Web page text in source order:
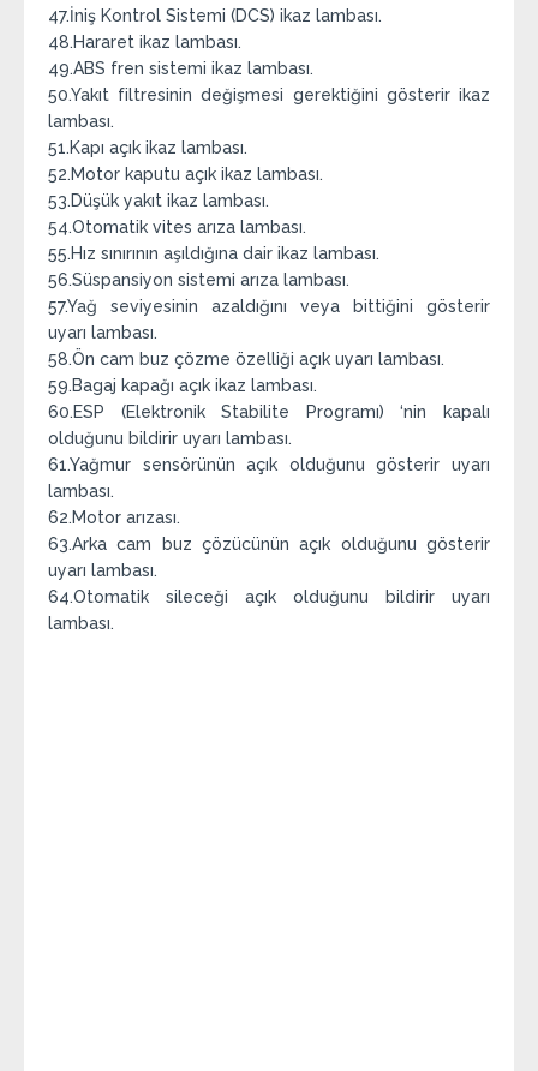
47.İniş Kontrol Sistemi (DCS) ikaz lambası.
48.Hararet ikaz lambası.
49.ABS fren sistemi ikaz lambası.
50.Yakıt filtresinin değişmesi gerektiğini gösterir ikaz
lambası.
51.Kapı açık ikaz lambası.
52.Motor kaputu açık ikaz lambası.
53.Düşük yakıt ikaz lambası.
54.Otomatik vites arıza lambası.
55.Hız sınırının aşıldığına dair ikaz lambası.
56.Süspansiyon sistemi arıza lambası.
57.Yağ seviyesinin azaldığını veya bittiğini gösterir
uyarı lambası.
58.Ön cam buz çözme özelliği açık uyarı lambası.
59.Bagaj kapağı açık ikaz lambası.
60.ESP (Elektronik Stabilite Programı) ‘nin kapalı
olduğunu bildirir uyarı lambası.
61.Yağmur sensörünün açık olduğunu gösterir uyarı
lambası.
62.Motor arızası.
63.Arka cam buz çözücünün açık olduğunu gösterir
uyarı lambası.
64.Otomatik sileceği açık olduğunu bildirir uyarı
lambası.